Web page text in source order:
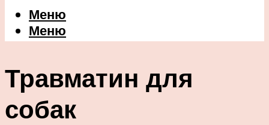
Меню
Меню
Травматин для
собак